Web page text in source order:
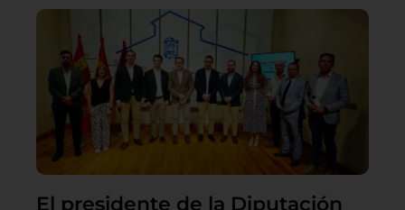
El presidente de la Diputación